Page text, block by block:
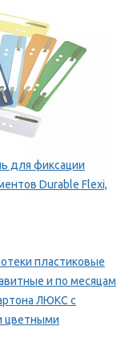
для фиксации
Durable Flexi,
пластиковые
и по месяцам
ЛЮКС с
цветными